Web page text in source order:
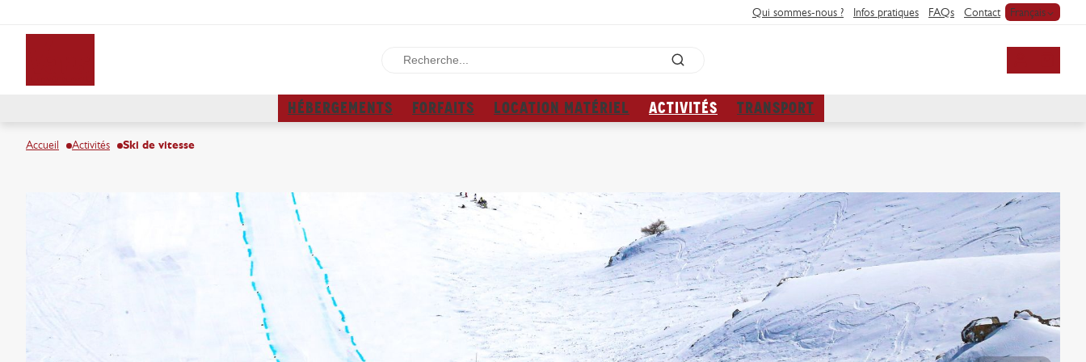
Qui sommes-nous ? Infos pratiques FAQs Contact Français
HÉBERGEMENTS FORFAITS LOCATION MATÉRIEL ACTIVITÉS TRANSPORT
Accueil Activités Ski de vitesse